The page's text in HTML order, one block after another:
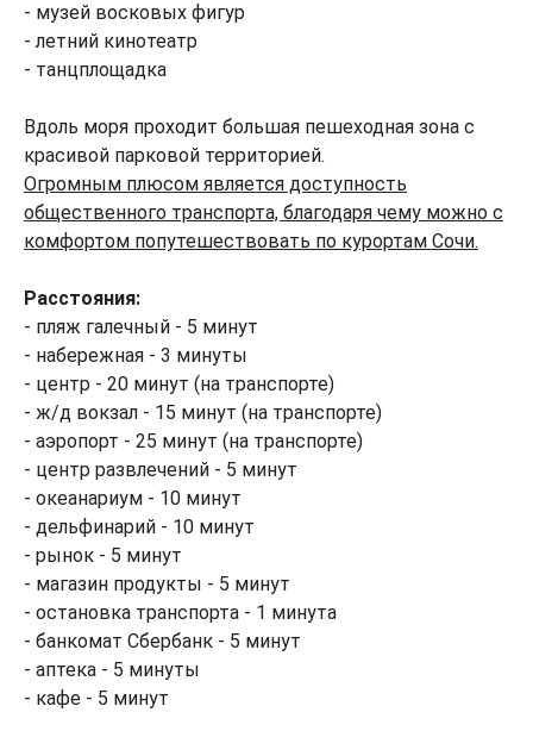
- музей восковых фигур
- летний кинотеатр
- танцплощадка
Вдоль моря проходит большая пешеходная зона с
красивой парковой территорией.
Огромным плюсом является доступность
общественного транспорта, благодаря чему можно с
комфортом попутешествовать по курортам Сочи.
Расстояния:
- пляж галечный - 5 минут
- набережная - 3 минуты
- центр - 20 минут (на транспорте)
- ж/д вокзал - 15 минут (на транспорте)
- аэропорт - 25 минут (на транспорте)
- центр развлечений - 5 минут
- океанариум - 10 минут
- дельфинарий - 10 минут
- рынок - 5 минут
- магазин продукты - 5 минут
- остановка транспорта - 1 минута
- банкомат Сбербанк - 5 минут
- аптека - 5 минуты
- кафе - 5 минут